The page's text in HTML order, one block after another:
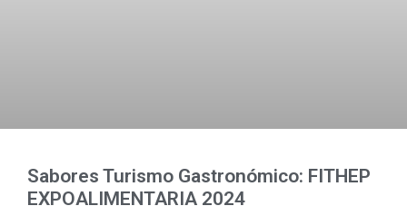
Sabores Turismo Gastronómico: FITHEP
EXPOALIMENTARIA 2024